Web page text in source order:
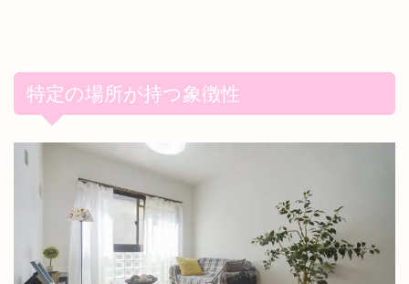
特定の場所が持つ象徴性